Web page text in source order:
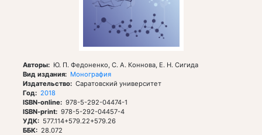
Авторы
Ю. П. Федоненко, С. А. Коннова, Е. Н. Сигида
Вид издания
Монография
Издательство
Саратовский университет
Год
2018
ISBN-online
978-5-292-04474-1
ISBN-print
978-5-292-04457-4
УДК
577.114+579.22+579.26
ББК
28.072